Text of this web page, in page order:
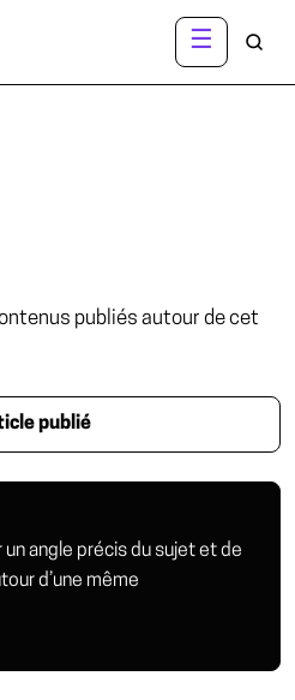
☰
publiés autour de cet
publié
angle précis du sujet et de
d’une même